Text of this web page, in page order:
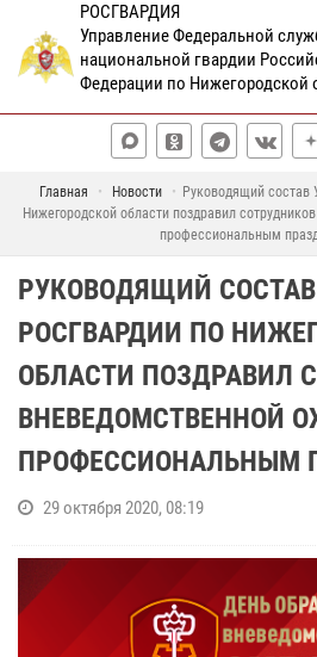
РОСГВАРДИЯ
Управление Федеральной
национальной гвардии
Федерации по Нижегородской
Главная Новости
Руководящий состав
Нижегородской области поздравил
профессиональным
РУКОВОДЯЩИЙ
РОСГВАРДИИ ПО
ОБЛАСТИ ПОЗДРАВИЛ
ВНЕВЕДОМСТВЕННОЙ
ПРОФЕССИОНАЛЬНЫМ
29 октября 2020, 08:19